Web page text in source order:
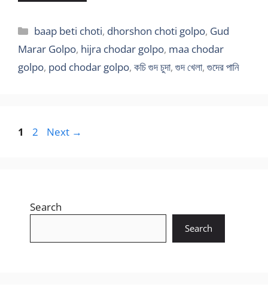
Categories
baap beti choti, dhorshon choti golpo, Gud
Marar Golpo, hijra chodar golpo, maa chodar
golpo, pod chodar golpo, কচি গুদ চুদা, গুদ খেলা, গুদের পানি
Page
1 Page
2 Next →
Search
Search